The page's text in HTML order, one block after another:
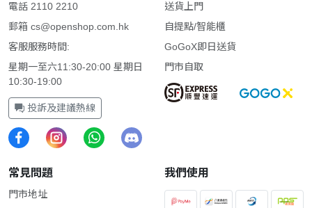
電話 2110 2210
郵箱 cs@openshop.com.hk
客服服務時間:
星期一至六11:30-20:00 星期日
10:30-19:00
投訴及建議熱線
送貨上門
自提點/智能櫃
GoGoX即日送貨
門市自取
常見問題
門市地址
我們使用